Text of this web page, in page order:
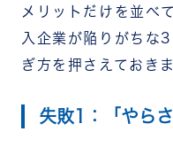
メリットだけを並べ
入企業が陥りがちな
ぎ方を押さえておき
失敗1：「やら